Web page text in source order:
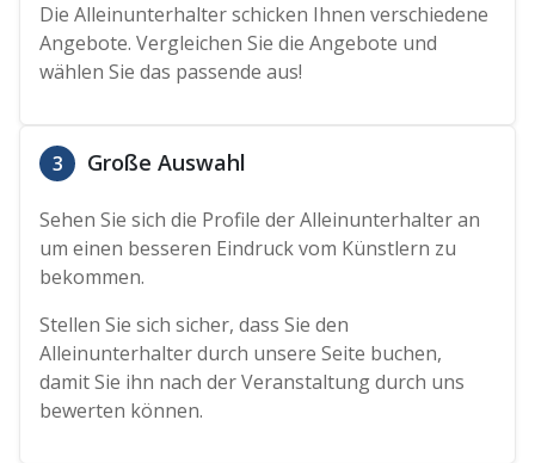
Die Alleinunterhalter schicken Ihnen verschiedene
Angebote. Vergleichen Sie die Angebote und
wählen Sie das passende aus!
3 Große Auswahl
Sehen Sie sich die Profile der Alleinunterhalter an
um einen besseren Eindruck vom Künstlern zu
bekommen.
Stellen Sie sich sicher, dass Sie den
Alleinunterhalter durch unsere Seite buchen,
damit Sie ihn nach der Veranstaltung durch uns
bewerten können.